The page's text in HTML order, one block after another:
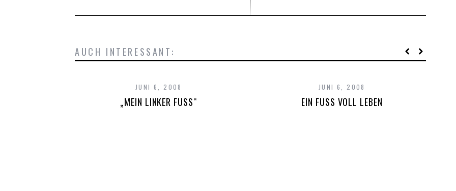
AUCH INTERESSANT:
JUNI 6, 2008
„MEIN LINKER FUSS“
JUNI 6, 2008
EIN FUSS VOLL LEBEN